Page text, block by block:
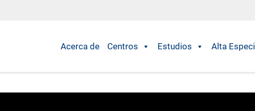
Acerca de Centros Estudios Alta